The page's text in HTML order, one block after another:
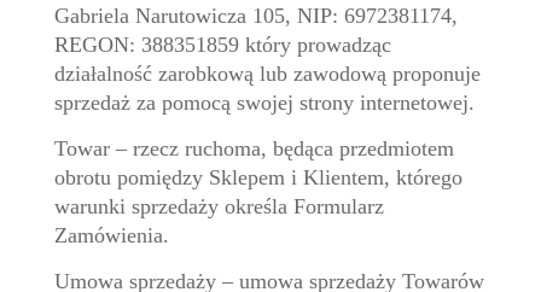
Gabriela Narutowicza 105, NIP: 6972381174,
REGON: 388351859 który prowadząc
działalność zarobkową lub zawodową proponuje
sprzedaż za pomocą swojej strony internetowej.
Towar – rzecz ruchoma, będąca przedmiotem
obrotu pomiędzy Sklepem i Klientem, którego
warunki sprzedaży określa Formularz
Zamówienia.
Umowa sprzedaży – umowa sprzedaży Towarów